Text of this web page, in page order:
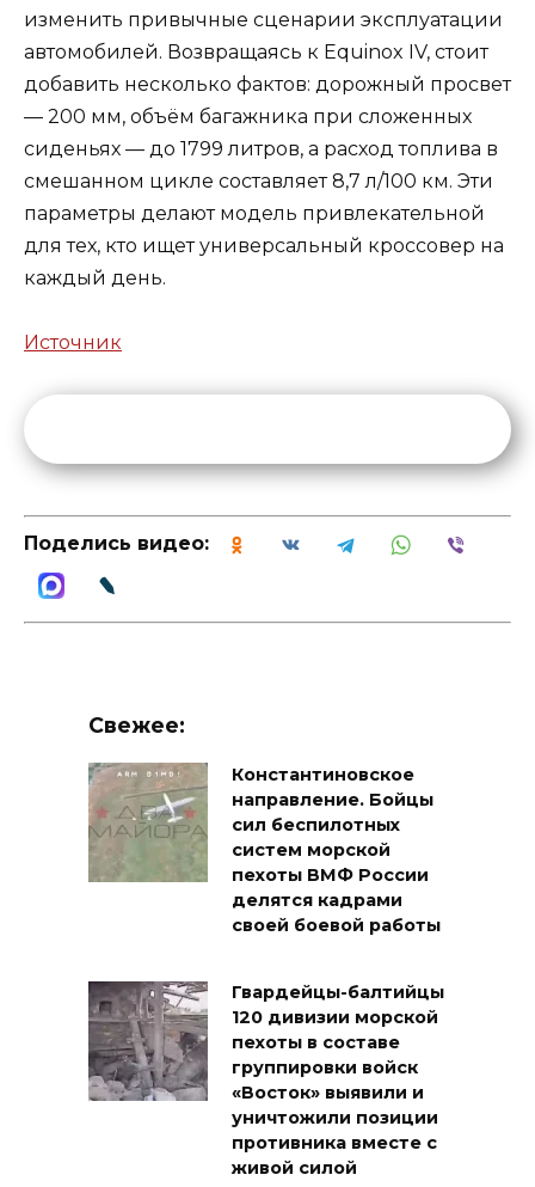
изменить привычные сценарии эксплуатации
автомобилей. Возвращаясь к Equinox IV, стоит
добавить несколько фактов: дорожный просвет
— 200 мм, объём багажника при сложенных
сиденьях — до 1799 литров, а расход топлива в
смешанном цикле составляет 8,7 л/100 км. Эти
параметры делают модель привлекательной
для тех, кто ищет универсальный кроссовер на
каждый день.
Источник
Поделись видео:
Свежее:
Константиновское
направление. Бойцы
сил беспилотных
систем морской
пехоты ВМФ России
делятся кадрами
своей боевой работы
Гвардейцы-балтийцы
120 дивизии морской
пехоты в составе
группировки войск
«Восток» выявили и
уничтожили позиции
противника вместе с
живой силой